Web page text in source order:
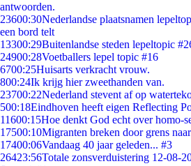
antwoorden.
23600:30Nederlandse plaatsnamen
een bord telt
13300:29Buitenlandse steden lepeltopic
24900:28Voetballers lepel topic #16
6700:25Huisarts verkracht vrouw.
800:24Ik krijg hier zweethanden van.
23700:22Nederland stevent af op
500:18Eindhoven heeft eigen Reflecting
11600:15Hoe denkt God echt over homo-
17500:10Migranten breken door grens
17400:06Vandaag 40 jaar geleden... #3
26423:56Totale zonsverduistering 12-08-